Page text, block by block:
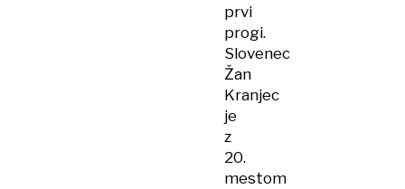
prvi
progi.
Slovenec
Žan
Kranjec
je
z
20.
mestom